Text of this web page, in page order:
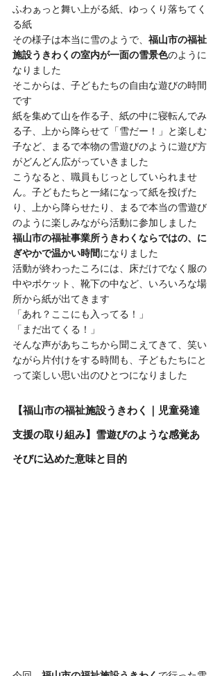
ふわぁっと舞い上がる紙、ゆっくり落ちてく
る紙
その様子は本当に雪のようで、 福山市の福祉
施設うきわくの室内が一面の雪景色のように
なりました
そこからは、子どもたちの自由な遊びの時間
です
紙を集めて山を作る子、紙の中に寝転んでみ
る子、上から降らせて「雪だー！」と楽しむ
子など、まるで本物の雪遊びのように遊び方
がどんどん広がっていきました
こうなると、職員もじっとしていられませ
ん。子どもたちと一緒になって紙を投げた
り、上から降らせたり、まるで本当の雪遊び
のように楽しみながら活動に参加しました
福山市の福祉事業所うきわくならではの、に
ぎやかで温かい時間 になりました
活動が終わったころには、床だけでなく服の
中やポケット、靴下の中など、いろいろな場
所から紙が出てきます
「あれ？ここにも入ってる！」
「まだ出てくる！」
そんな声があちこちから聞こえてきて、笑い
ながら片付けをする時間も、子どもたちにと
って楽しい思い出のひとつになりました
【福山市の福祉施設うきわく｜児童発達
支援の取り組み】雪遊びのような感覚あ
そびに込めた意味と目的